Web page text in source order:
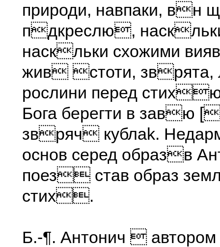
природи, навпаки, вн
пдкреслю,
наскльки схожими
жив стоти, зврята,
рослини перед
Бога берегти в завю
звряч кублаk.
основ серед образв
поез став образ
стих.
Б.-¶. Антонич  автором